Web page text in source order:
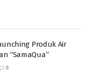
Produk Air
“SamaQua”
0